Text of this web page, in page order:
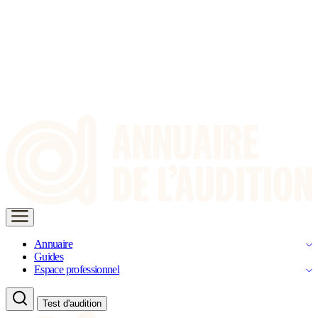
Annuaire
Guides
Espace professionnel
Test d'audition